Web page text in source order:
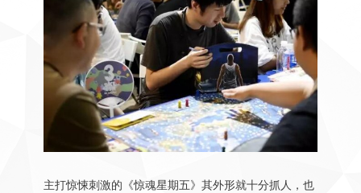
主打惊悚刺激的《惊魂星期五》其外形就十分抓人，也